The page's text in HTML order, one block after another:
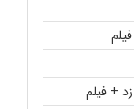
+ فیلم